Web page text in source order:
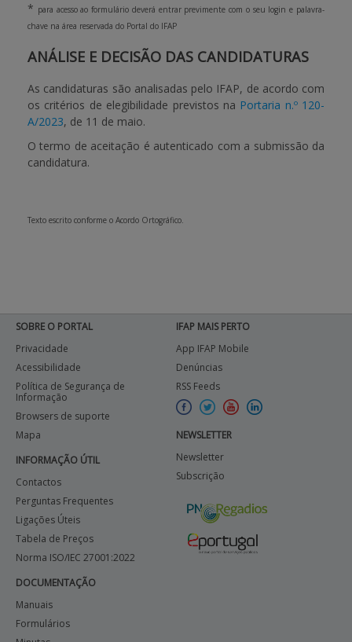
* para acesso ao formulário deverá entrar previmente com o seu login e palavra-
chave na área reservada do Portal do IFAP
ANÁLISE E DECISÃO DAS CANDIDATURAS
As candidaturas são analisadas pelo IFAP, de acordo com
os critérios de elegibilidade previstos na Portaria n.º 120-
A/2023, de 11 de maio.
O termo de aceitação é autenticado com a submissão da
candidatura.
Texto escrito conforme o Acordo Ortográfico.
SOBRE O PORTAL
Privacidade
Acessibilidade
Política de Segurança de
Informação
Browsers de suporte
Mapa
INFORMAÇÃO ÚTIL
Contactos
Perguntas Frequentes
Ligações Úteis
Tabela de Preços
Norma ISO/IEC 27001:2022
DOCUMENTAÇÃO
Manuais
Formulários
IFAP MAIS PERTO
App IFAP Mobile
Denúncias
RSS Feeds
NEWSLETTER
Newsletter
Subscrição